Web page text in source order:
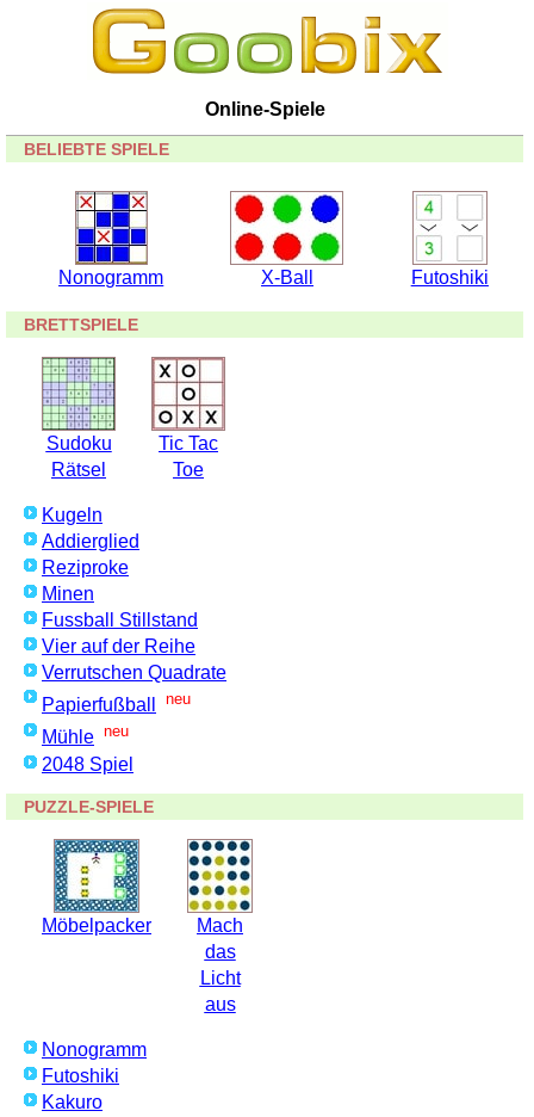
Online-Spiele
BELIEBTE SPIELE
Nonogramm X-Ball Futoshiki
BRETTSPIELE
Sudoku
Rätsel
Tic Tac
Toe
Kugeln
Addierglied
Reziproke
Minen
Fussball Stillstand
Vier auf der Reihe
Verrutschen Quadrate
Papierfußball
neu
Mühle neu
2048 Spiel
PUZZLE-SPIELE
Möbelpacker
Mach
das
Licht
aus
Nonogramm
Futoshiki
Kakuro